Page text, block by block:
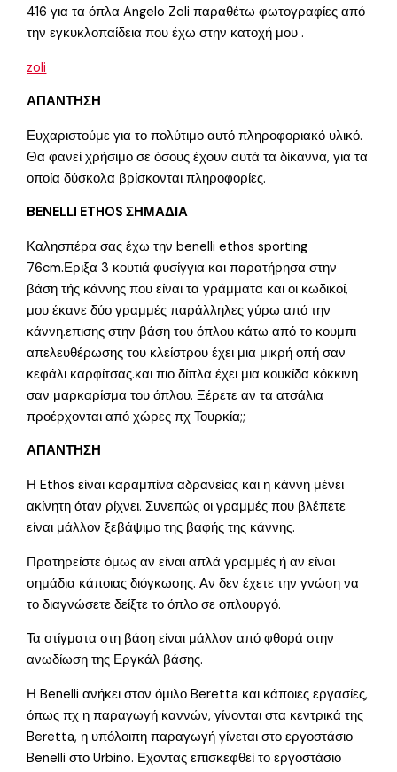
416 για τα όπλα Angelo Zoli παραθέτω φωτογραφίες από
την εγκυκλοπαίδεια που έχω στην κατοχή μου .
zoli
ΑΠΑΝΤΗΣΗ
Ευχαριστούμε για το πολύτιμο αυτό πληροφοριακό υλικό.
Θα φανεί χρήσιμο σε όσους έχουν αυτά τα δίκαννα, για τα
οποία δύσκολα βρίσκονται πληροφορίες.
BENELLI ETHOS ΣΗΜΑΔΙΑ
Καλησπέρα σας έχω την benelli ethos sporting
76cm.Εριξα 3 κουτιά φυσίγγια και παρατήρησα στην
βάση τής κάννης που είναι τα γράμματα και οι κωδικοί,
μου έκανε δύο γραμμές παράλληλες γύρω από την
κάννη.επισης στην βάση του όπλου κάτω από το κουμπι
απελευθέρωσης του κλείστρου έχει μια μικρή οπή σαν
κεφάλι καρφίτσας.και πιο δίπλα έχει μια κουκίδα κόκκινη
σαν μαρκαρίσμα του όπλου. Ξέρετε αν τα ατσάλια
προέρχονται από χώρες πχ Τουρκία;;
ΑΠΑΝΤΗΣΗ
Η Ethos είναι καραμπίνα αδρανείας και η κάννη μένει
ακίνητη όταν ρίχνει. Συνεπώς οι γραμμές που βλέπετε
είναι μάλλον ξεβάψιμο της βαφής της κάννης.
Πρατηρείστε όμως αν είναι απλά γραμμές ή αν είναι
σημάδια κάποιας διόγκωσης. Αν δεν έχετε την γνώση να
το διαγνώσετε δείξτε το όπλο σε οπλουργό.
Τα στίγματα στη βάση είναι μάλλον από φθορά στην
ανωδίωση της Εργκάλ βάσης.
Η Benelli ανήκει στον όμιλο Beretta και κάποιες εργασίες,
όπως πχ η παραγωγή καννών, γίνονται στα κεντρικά της
Beretta, η υπόλοιπη παραγωγή γίνεται στο εργοστάσιο
Benelli στο Urbino. Εχοντας επισκεφθεί το εργοστάσιο